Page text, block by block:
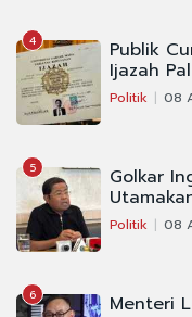
4 Publik
Ijazah
Politik 08
5 Golkar
Politik 08
6 Menteri